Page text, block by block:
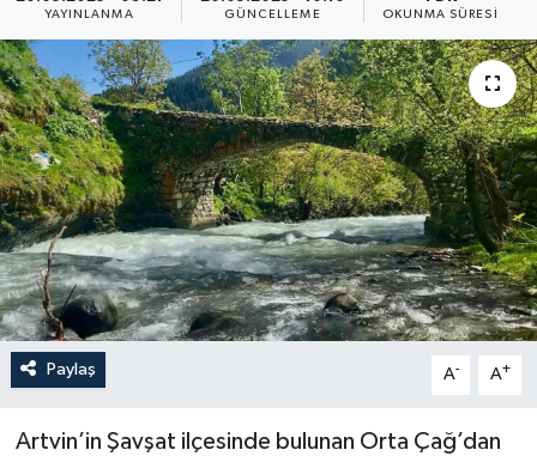
YAYINLANMA GÜNCELLEME OKUNMA SÜRESI
Paylaş A- A+
Artvin’in Şavşat ilçesinde bulunan Orta Çağ’dan
MEDYA
ÖZEL HABER
RÖPORTAJLAR
SAĞLIK
SİYASET
GÜNCEL
SPOR
YAŞAM
Haber Arşivi